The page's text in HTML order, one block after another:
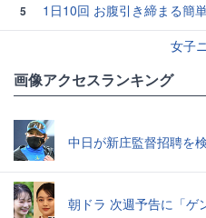
5
1日10回 お腹引き締まる簡
女子
画像アクセスランキング
中日が新庄監督招聘を
朝ドラ 次週予告に「ゲ